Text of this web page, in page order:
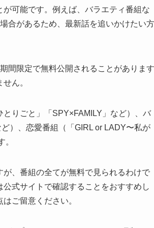
可能です。例えば、バラエティ番組な
合があるため、最新話を追いかけたい方
間限定で無料公開されることがあります
ん。
りごと」「SPY×FAMILY」など）、バ
）、恋愛番組（「GIRL or LADY〜私が
、番組の全てが無料で見られるわけで
式サイトで確認することをおすすめし
ご留意ください。